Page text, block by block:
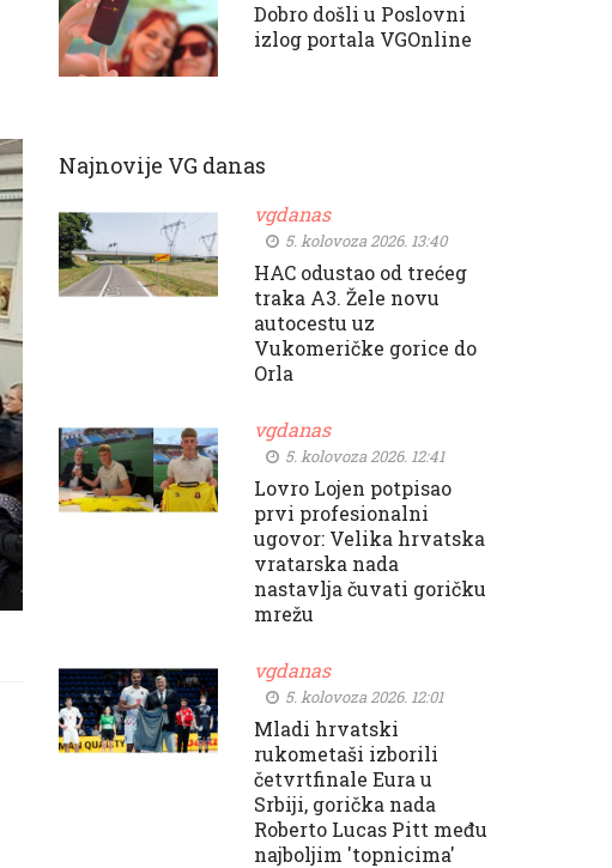
Dobro došli u Poslovni
izlog portala VGOnline
Najnovije VG danas
vgdanas
5. kolovoza 2026. 13:40
HAC odustao od trećeg
traka A3. Žele novu
autocestu uz
Vukomeričke gorice do
Orla
vgdanas
5. kolovoza 2026. 12:41
Lovro Lojen potpisao
prvi profesionalni
ugovor: Velika hrvatska
vratarska nada
nastavlja čuvati goričku
mrežu
vgdanas
5. kolovoza 2026. 12:01
Mladi hrvatski
rukometaši izborili
četvrtfinale Eura u
Srbiji, gorička nada
Roberto Lucas Pitt među
najboljim 'topnicima'